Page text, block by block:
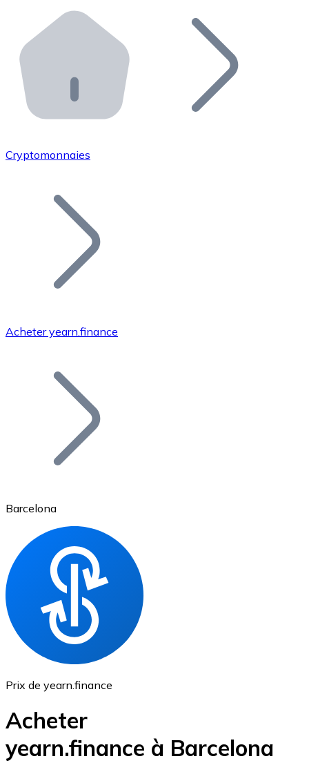
Distributeurs automatiques Bitnovo
Intégrez un ATM Bitnovo dans votre entreprise et
API Bitnovo
Intégrez notre API dans votre écosystème.
Rejoignez notre réseau de distributeurs et
Ajoutez le token de votre projet à notre service
Bitcoin
Ethereum
ETH
Cryptomonnaies
Acheter yearn.finance
Barcelona
Prix de yearn.finance
Acheter
yearn.finance à Barcelona